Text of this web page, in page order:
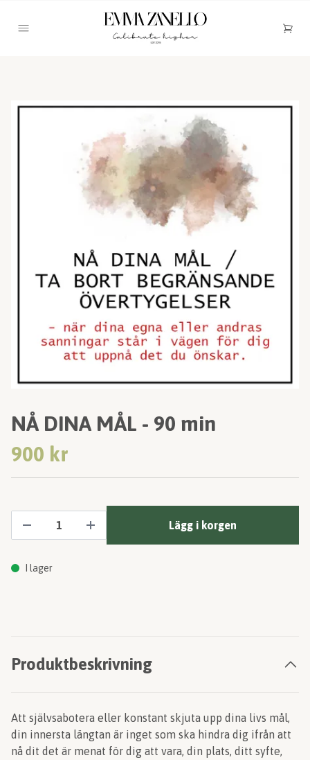
NÅ DINA MÅL - 90 min
900 kr
Lägg i korgen
I lager
Produktbeskrivning
Att självsabotera eller konstant skjuta upp dina livs mål,
din innersta längtan är inget som ska hindra dig ifrån att
nå dit det är menat för dig att vara, din plats, ditt syfte,